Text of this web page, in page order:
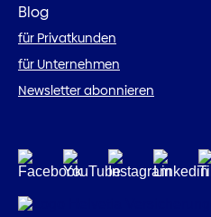
Blog
für Privatkunden
für Unternehmen
Newsletter abonnieren